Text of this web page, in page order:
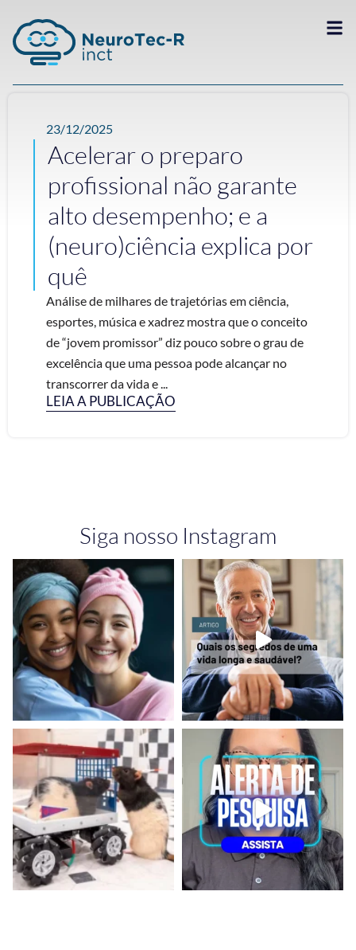
23/12/2025
Acelerar o preparo
profissional não garante
alto desempenho; e a
(neuro)ciência explica por
quê
Análise de milhares de trajetórias em ciência,
esportes, música e xadrez mostra que o conceito
de “jovem promissor” diz pouco sobre o grau de
excelência que uma pessoa pode alcançar no
transcorrer da vida e ...
LEIA A PUBLICAÇÃO
Siga nosso Instagram